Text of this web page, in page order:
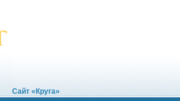
Сайт «Круга»